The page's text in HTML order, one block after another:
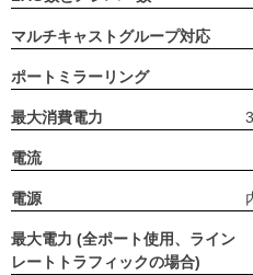
マルチキャストグループ対応
ポートミラーリング
最大消費電力
電流
電源
最大電力 (全ポート使用、ライン
レートトラフィックの場合)